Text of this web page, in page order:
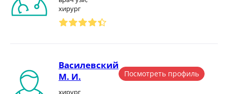
хирург
Василевский
М. И.
хирург
Посмотреть профиль